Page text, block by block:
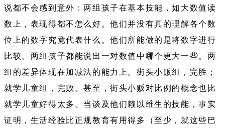
说都不会感到意外：两组孩子在基本技能，如大数值读
数上，表现得都不怎么好。他们并没有真的理解各个数
位上的数字究竟代表什么。他们所能做的是将数字进行
比较。两组孩子都能说出一对数值中哪个更大一些。两
组的差异体现在加减法的能力上。街头小贩组，完胜；
就学儿童组，完败。甚至，街头小贩对比例的概念也比
就学儿童好得太多。当谈及他们赖以维生的技能，事实
证明，生活经验比正规教育有用得多（至少，就这些巴